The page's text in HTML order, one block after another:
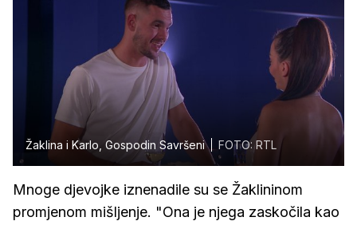
Žaklina i Karlo, Gospodin Savršeni FOTO: RTL
Mnoge djevojke iznenadile su se Žaklininom
promjenom mišljenje. "Ona je njega zaskočila kao